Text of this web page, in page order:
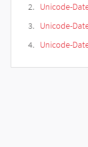
Unicode-
Unicode-
Unicode-